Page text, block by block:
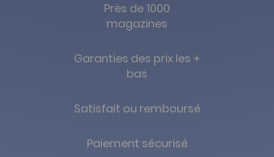
Près de 1000
magazines
Garanties des prix les +
bas
Satisfait ou remboursé
Paiement sécurisé